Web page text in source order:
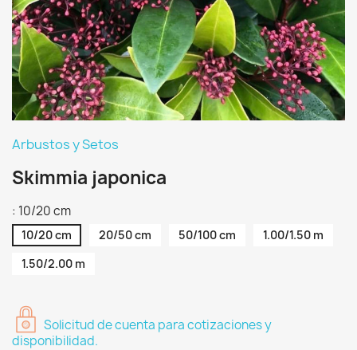
Arbustos y Setos
Skimmia japonica
: 10/20 cm
10/20 cm 20/50 cm 50/100 cm
1.00/1.50 m
1.50/2.00 m
Solicitud de cuenta para cotizaciones y
disponibilidad.